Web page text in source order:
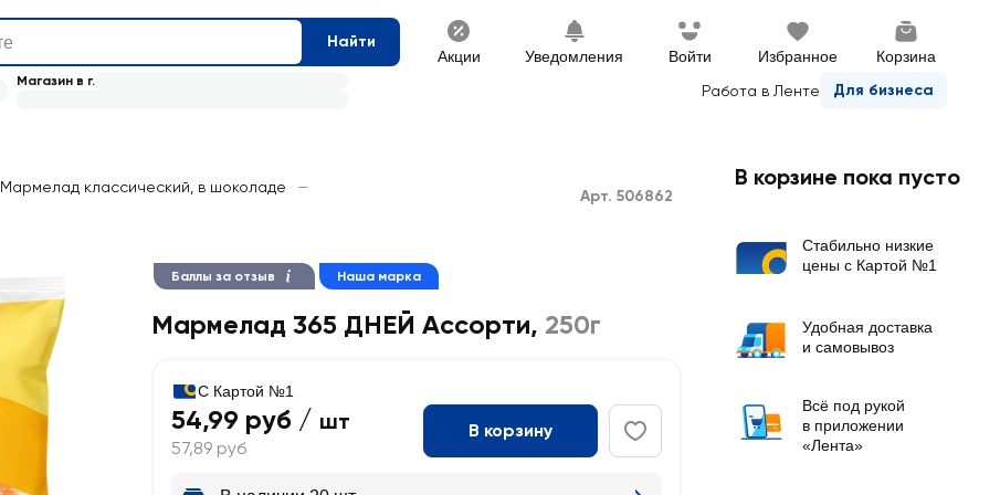
Найти
Акции Уведомления Войти Избранное Корзина
Работа в Ленте Для бизнеса
Магазин в г.
Мармелад классический, в шоколаде
—
Арт. 506862
Баллы за отзыв Наша марка
Мармелад 365 ДНЕЙ Ассорти, 250г
С Картой №1
54,99 руб / шт
57,89 руб
В корзину
В корзине пока пусто
Стабильно низкие
цены с Картой №1
Удобная доставка
и самовывоз
Всё под рукой
в приложении
«Лента»